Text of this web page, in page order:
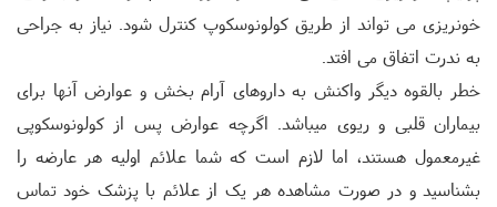
خونریزی می تواند از طریق کولونوسکوپ کنترل شود. نیاز به جراحی
به ندرت اتفاق می افتد.
خطر بالقوه دیگر واکنش به داروهای آرام بخش و عوارض آنها برای
بیماران قلبی و ریوی میباشد. اگرچه عوارض پس از کولونوسکوپی
غیرمعمول هستند، اما لازم است که شما علائم اولیه هر عارضه را
بشناسید و در صورت مشاهده هر یک از علائم با پزشک خود تماس